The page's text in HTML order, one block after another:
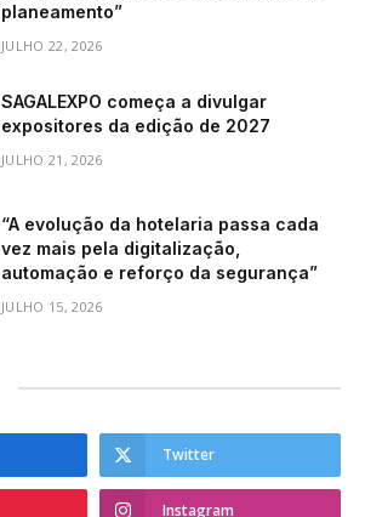
planeamento”
JULHO 22, 2026
SAGALEXPO começa a divulgar
expositores da edição de 2027
JULHO 21, 2026
“A evolução da hotelaria passa cada
vez mais pela digitalização,
automação e reforço da segurança”
JULHO 15, 2026
Twitter
Instagram